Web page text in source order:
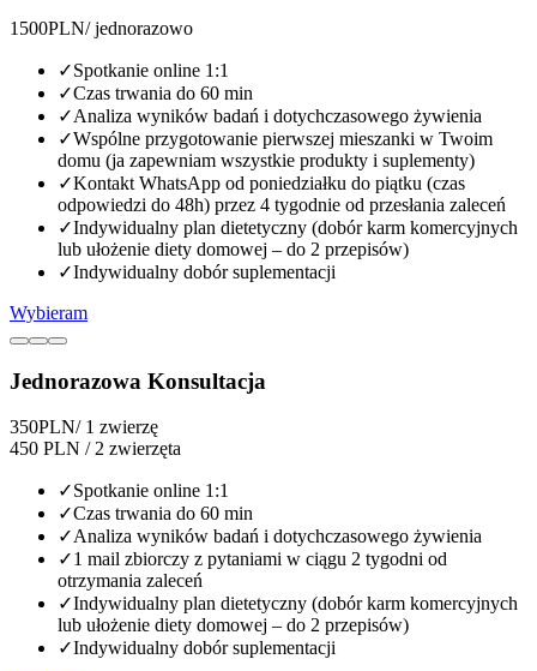
1500PLN/ jednorazowo
✓Spotkanie online 1:1
✓Czas trwania do 60 min
✓Analiza wyników badań i dotychczasowego żywienia
✓Wspólne przygotowanie pierwszej mieszanki w Twoim
domu (ja zapewniam wszystkie produkty i suplementy)
✓Kontakt WhatsApp od poniedziałku do piątku (czas
odpowiedzi do 48h) przez 4 tygodnie od przesłania zaleceń
✓Indywidualny plan dietetyczny (dobór karm komercyjnych
lub ułożenie diety domowej – do 2 przepisów)
✓Indywidualny dobór suplementacji
Wybieram
Jednorazowa Konsultacja
350PLN/ 1 zwierzę
450 PLN / 2 zwierzęta
✓Spotkanie online 1:1
✓Czas trwania do 60 min
✓Analiza wyników badań i dotychczasowego żywienia
✓1 mail zbiorczy z pytaniami w ciągu 2 tygodni od
otrzymania zaleceń
✓Indywidualny plan dietetyczny (dobór karm komercyjnych
lub ułożenie diety domowej – do 2 przepisów)
✓Indywidualny dobór suplementacji